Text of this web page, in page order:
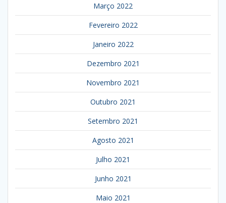
Março 2022
Fevereiro 2022
Janeiro 2022
Dezembro 2021
Novembro 2021
Outubro 2021
Setembro 2021
Agosto 2021
Julho 2021
Junho 2021
Maio 2021